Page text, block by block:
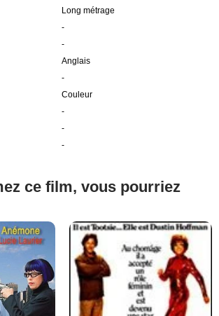
Long métrage
-
-
Anglais
-
Couleur
-
-
-
ce film, vous pourriez